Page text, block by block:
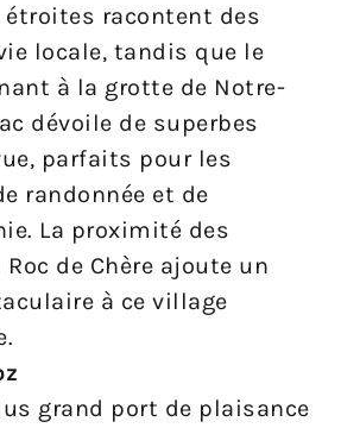
étroites racontent des
locale, tandis que le
à la grotte de Notre-
dévoile de superbes
parfaits pour les
randonnée et de
La proximité des
de Chère ajoute un
à ce village
grand port de plaisance